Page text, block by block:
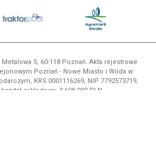
5, 60-118 Poznań. Akta rejestrowe
Poznań - Nowe Miasto i Wilda w
KRS 0001116269, NIP 7792573719,
zakładowy: 3.608.000 PLN.